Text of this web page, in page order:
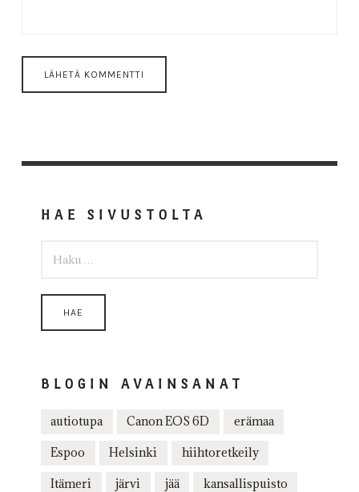
HAE SIVUSTOLTA
BLOGIN AVAINSANAT
autiotupa Canon EOS 6D erämaa
Espoo Helsinki hiihtoretkeily
Itämeri järvi jää kansallispuisto